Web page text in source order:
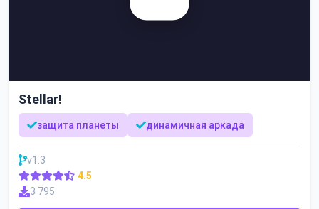
Stellar!
защита планеты динамичная аркада
v1.3
4.5
3 795